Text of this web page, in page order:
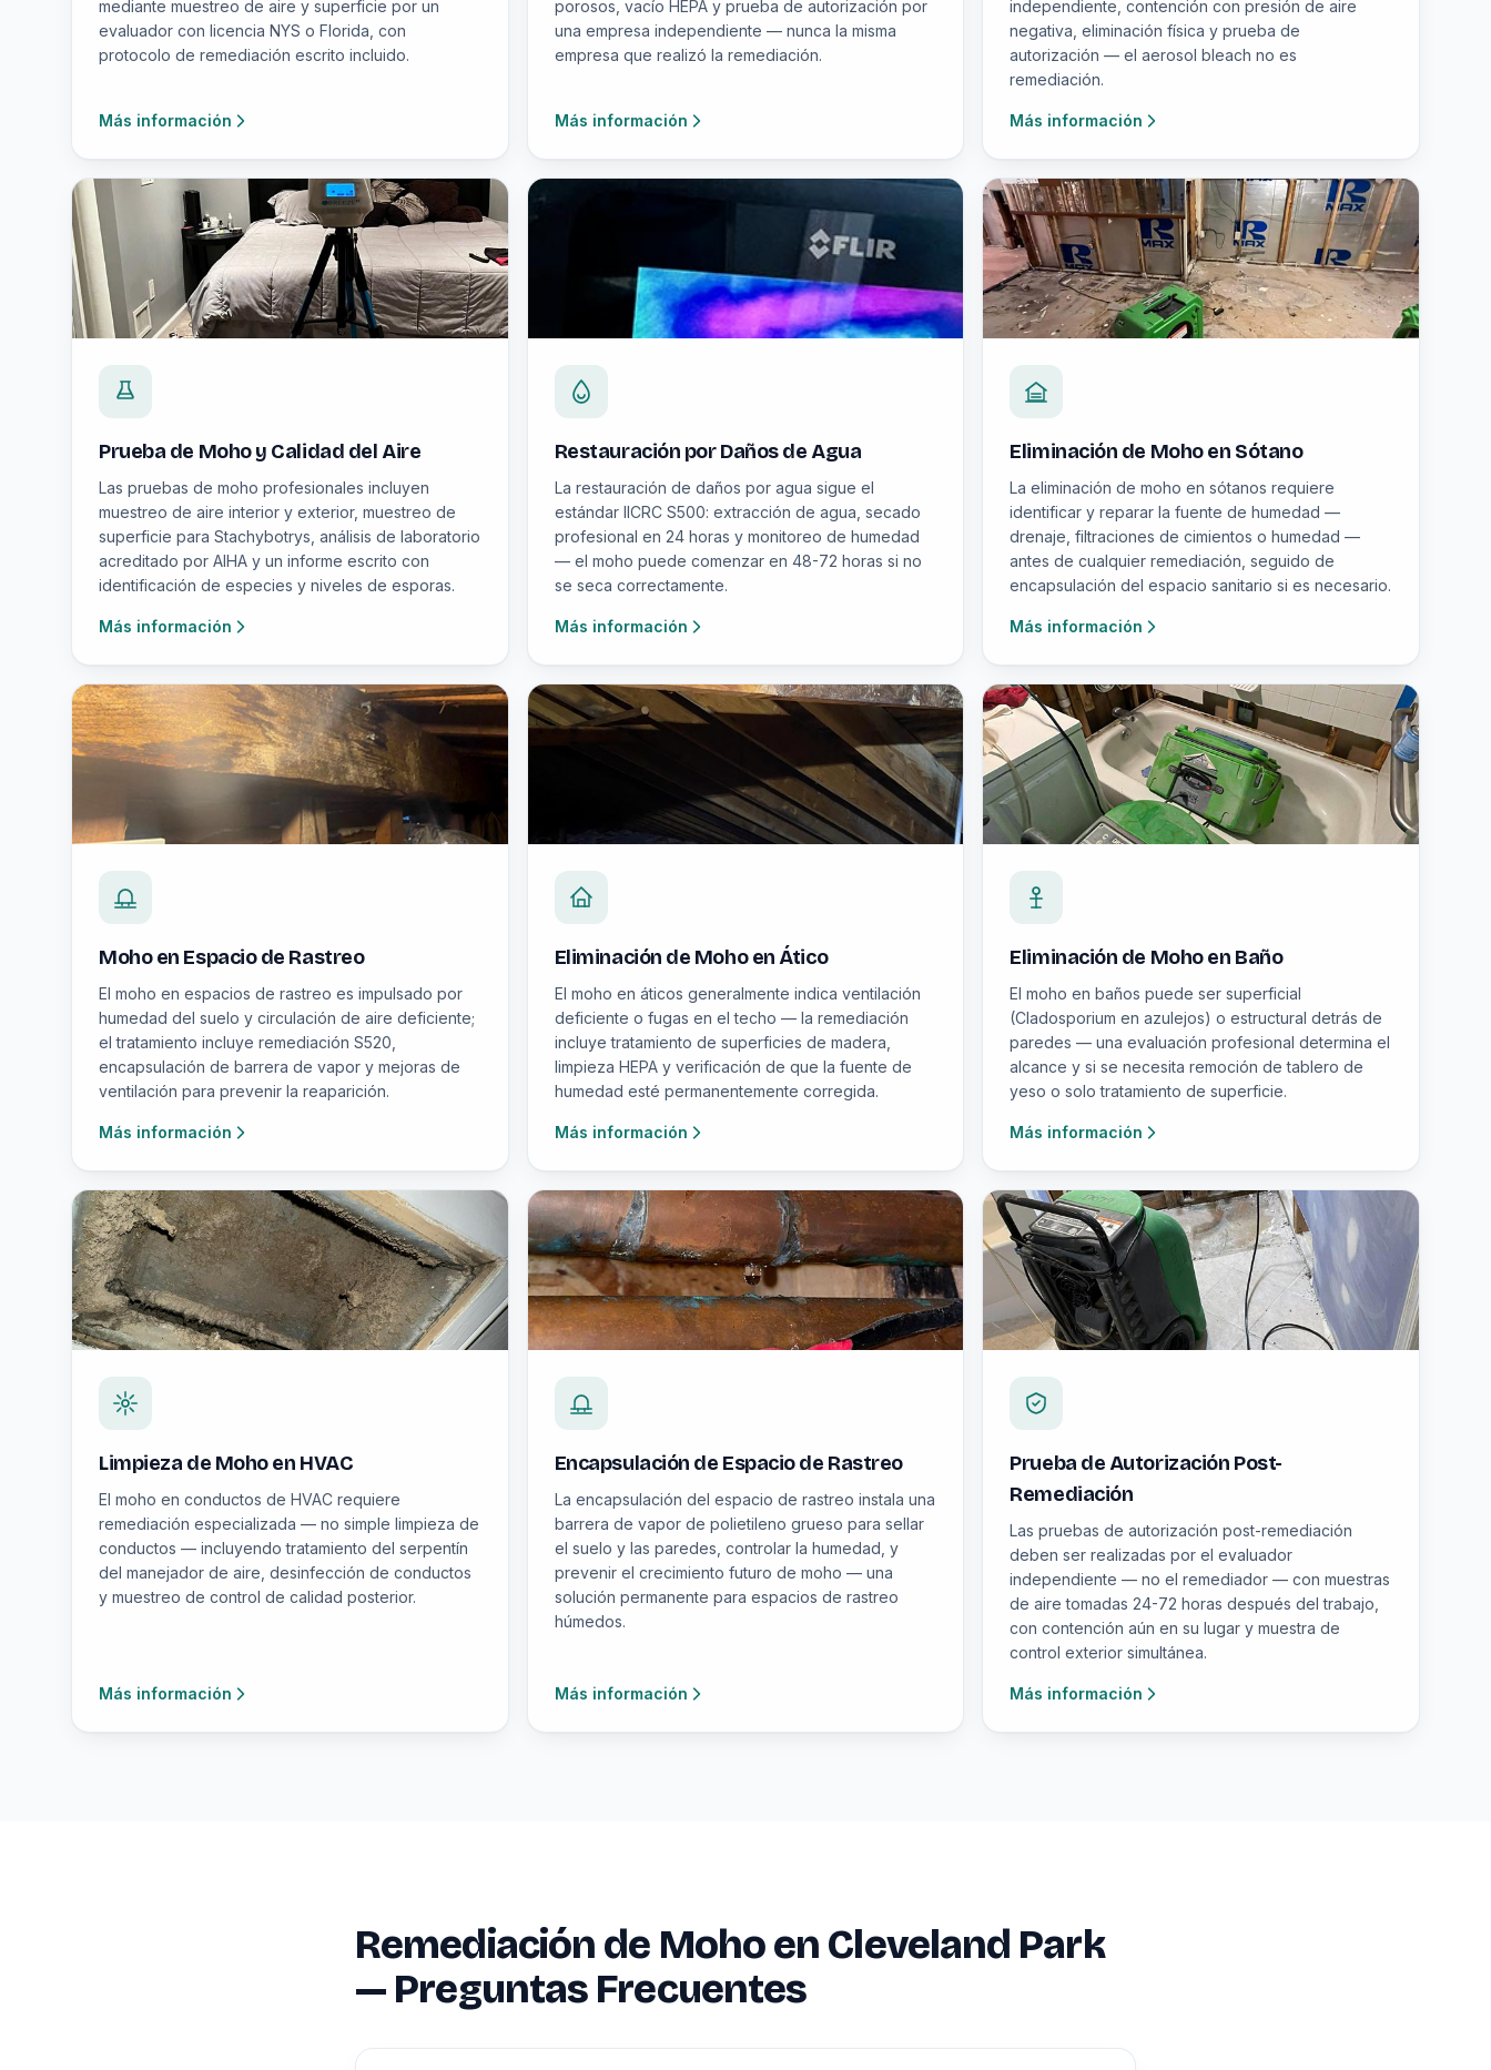
mediante muestreo de aire y superficie por un
evaluador con licencia NYS o Florida, con
protocolo de remediación escrito incluido.
Más información
porosos, vacío HEPA y prueba de autorización por
una empresa independiente — nunca la misma
empresa que realizó la remediación.
Más información
independiente, contención con presión de aire
negativa, eliminación física y prueba de
autorización — el aerosol bleach no es
remediación.
Más información
Prueba de Moho y Calidad del Aire
Las pruebas de moho profesionales incluyen
muestreo de aire interior y exterior, muestreo de
superficie para Stachybotrys, análisis de laboratorio
acreditado por AIHA y un informe escrito con
identificación de especies y niveles de esporas.
Más información
Restauración por Daños de Agua
La restauración de daños por agua sigue el
estándar IICRC S500: extracción de agua, secado
profesional en 24 horas y monitoreo de humedad
— el moho puede comenzar en 48-72 horas si no
se seca correctamente.
Más información
Eliminación de Moho en Sótano
La eliminación de moho en sótanos requiere
identificar y reparar la fuente de humedad —
drenaje, filtraciones de cimientos o humedad —
antes de cualquier remediación, seguido de
encapsulación del espacio sanitario si es necesario.
Más información
Moho en Espacio de Rastreo
El moho en espacios de rastreo es impulsado por
humedad del suelo y circulación de aire deficiente;
el tratamiento incluye remediación S520,
encapsulación de barrera de vapor y mejoras de
ventilación para prevenir la reaparición.
Más información
Eliminación de Moho en Ático
El moho en áticos generalmente indica ventilación
deficiente o fugas en el techo — la remediación
incluye tratamiento de superficies de madera,
limpieza HEPA y verificación de que la fuente de
humedad esté permanentemente corregida.
Más información
Eliminación de Moho en Baño
El moho en baños puede ser superficial
(Cladosporium en azulejos) o estructural detrás de
paredes — una evaluación profesional determina el
alcance y si se necesita remoción de tablero de
yeso o solo tratamiento de superficie.
Más información
Limpieza de Moho en HVAC
El moho en conductos de HVAC requiere
remediación especializada — no simple limpieza de
conductos — incluyendo tratamiento del serpentín
del manejador de aire, desinfección de conductos
y muestreo de control de calidad posterior.
Más información
Encapsulación de Espacio de Rastreo
La encapsulación del espacio de rastreo instala una
barrera de vapor de polietileno grueso para sellar
el suelo y las paredes, controlar la humedad, y
prevenir el crecimiento futuro de moho — una
solución permanente para espacios de rastreo
húmedos.
Más información
Prueba de Autorización Post-
Remediación
Las pruebas de autorización post-remediación
deben ser realizadas por el evaluador
independiente — no el remediador — con muestras
de aire tomadas 24-72 horas después del trabajo,
con contención aún en su lugar y muestra de
control exterior simultánea.
Más información
Remediación de Moho en Cleveland Park
— Preguntas Frecuentes